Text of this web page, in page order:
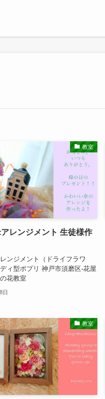
教室
レンジメント 生徒様作
ンジメント（ドライフラワ
ィ型ポプリ 神戸市須磨区-花屋
花教室
日
教室